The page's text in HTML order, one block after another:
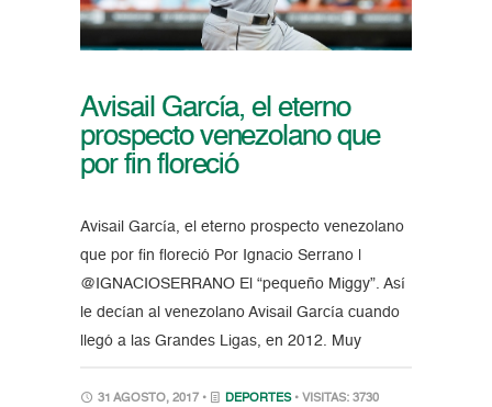
Avisail García, el eterno
prospecto venezolano que
por fin floreció
Avisail García, el eterno prospecto venezolano
que por fin floreció Por Ignacio Serrano |
@IGNACIOSERRANO El “pequeño Miggy”. Así
le decían al venezolano Avisail García cuando
llegó a las Grandes Ligas, en 2012. Muy
31 AGOSTO, 2017 • DEPORTES • VISITAS: 3730